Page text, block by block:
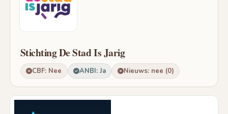
Stichting De Stad Is Jarig
CBF: Nee ANBI: Ja Nieuws: nee (0)